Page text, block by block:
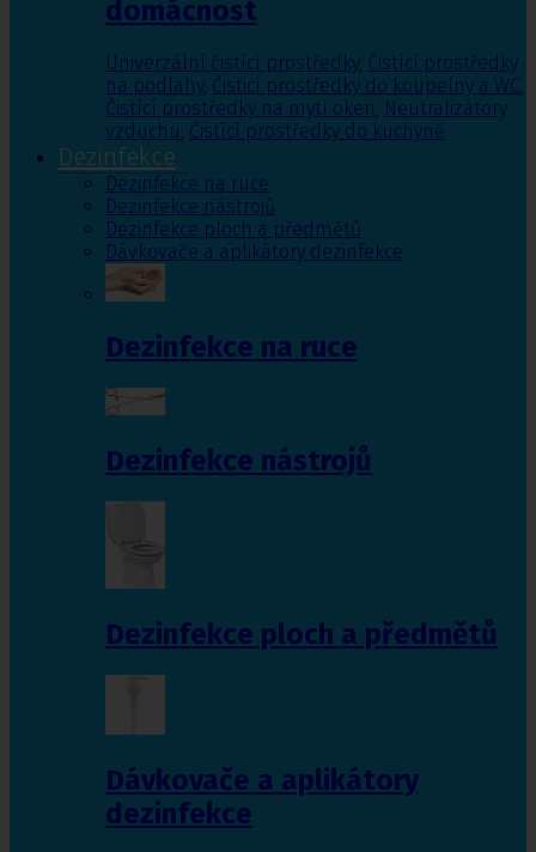
domácnost
Univerzální čistící prostředky, Čistící prostředky
na podlahy, Čisticí prostředky do koupelny a WC,
Čistící prostředky na mytí oken, Neutralizátory
vzduchu, Čistící prostředky do kuchyně
Dezinfekce
Dezinfekce na ruce
Dezinfekce nástrojů
Dezinfekce ploch a předmětů
Dávkovače a aplikátory dezinfekce
Dezinfekce na ruce
Dezinfekce nástrojů
Dezinfekce ploch a předmětů
Dávkovače a aplikátory
dezinfekce